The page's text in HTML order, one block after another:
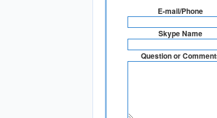
E-mail/Phone
Skype Name
Question or